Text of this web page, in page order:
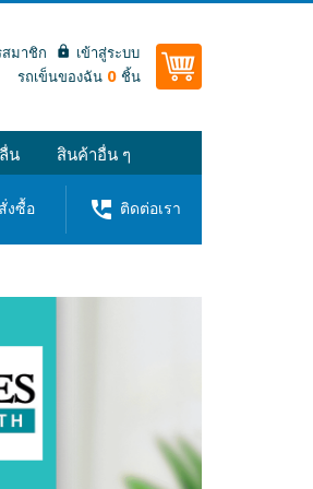
รถเข็นของฉัน 0 ชิ้น
มาชิก เข้าสู่ระบบ
น สินค้าอื่น ๆ
งซื้อ perm_phone_msg ติดต่อเรา